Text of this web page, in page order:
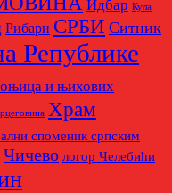
Идбар Кула
Рибари СРБИ Ситник
Републике
и њихових
Храм
споменик српским
Чичево логор Челебићи